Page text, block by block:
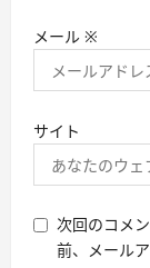
メール ※
サイト
次回のコメ
前、メール